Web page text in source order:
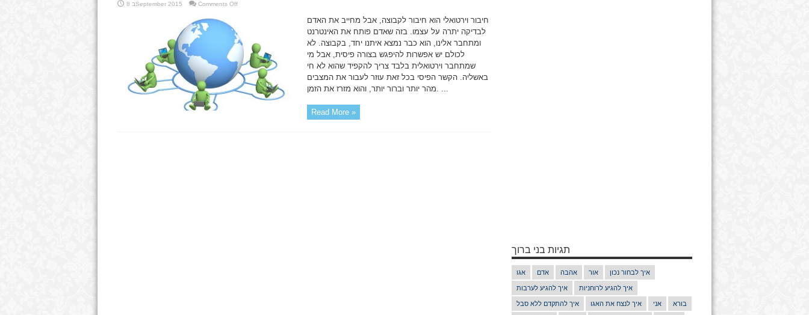
8 בSeptember 2015 Comments Offon
חיבור וירטואלי הוא חיבור לקבוצה, אבל מחייב את האדם
לבדיקה יתרה על עצמו. בזה שאדם פותח את האינטרנט
ומתחבר אלינו, הוא כבר נמצא איתנו יחד, בקבוצה. לא
לכולם יש אפשרות להיפגש בצורה פיסית, אבל מי
שמתחבר וירטואלית בלבד צריך להקפיד שהוא לא חי
באשליה. הקשר הפיסי בכל זאת עוזר לעבור את המצבים
מהר יותר וברור יותר, והוא מזרז את הזמן. ...
Read More »
תגיות בני ברוך
אגו אדם אהבה אור איך לבחור נכון
איך להגיע לערבות איך להגיע לרוחניות
איך להתקדם ללא סבל איך לנצח את האגו אני בורא